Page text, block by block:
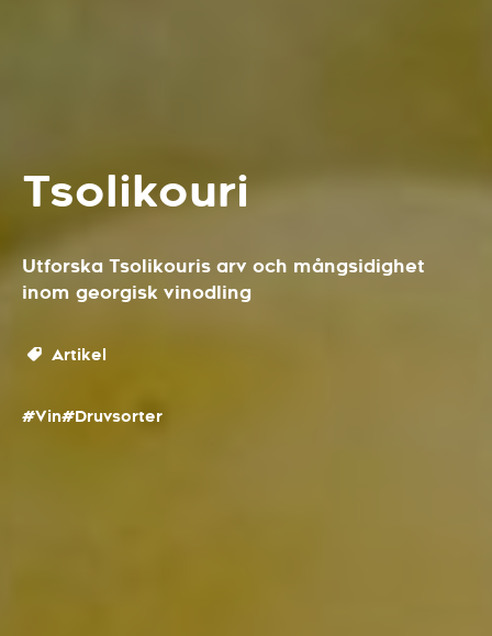
Tsolikouri
Utforska Tsolikouris arv och mångsidighet
inom georgisk vinodling
Artikel
#Vin#Druvsorter